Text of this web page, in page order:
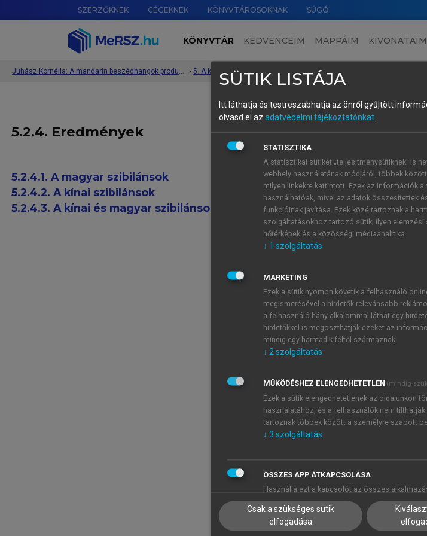
SZERZŐKNEK CÉGEKNEK KÖNYVTÁROSOKNAK SÚGÓ
KÖNYVTÁR KEDVENCEIM MAPPÁIM KIVONATAIM
Juhász Kornélia: A mandarin beszédhangok produkciója kínaiul tanuló magyar anyanyelvűek ejtésében ›
5.2.4. Eredmények
5.2.4.1. A magyar szibilánsok
5.2.4.2. A kínai szibilánsok
5.2.4.3. A kínai és magyar szibilánsok összehasonlítása
SÜTIK LISTÁJA
Itt láthatja és testreszabhatja az önről gyűjtött
olvasd el az adatvédelmi tájékoztatónkat.
STATISZTIKA
A statisztikai sütiket „teljesítménysütiknek” is
webhely használatának módjáról, többek
milyen linkekre kattintott. Ezek az információk
használhatóak, mivel az adatok összesítettek
funkcióinak javítása. Ezek közé tartoznak a
szolgáltatásokhoz tartozó sütik; ilyen
hőtérképek és a közösségi médiaanalitika.
↓ 1 szolgáltatás
MARKETING
Ezek a sütik nyomon követik a felhasználó
megismerésével a hirdetők relevánsabb
a felhasználó hány alkalommal láthat egy
hirdetőkkel is megoszthatják ezeket az
mindig egy harmadik féltől származnak.
↓ 2szolgáltatás
MŰKÖDÉSHEZ ELENGEDHETETLEN (mindig
Ezek a sütik elengedhetetlenek az oldalunkon
használatához, és a felhasználók nem
tartoznak többek között a személyre szabott
↓ 3 szolgáltatás
ÖSSZES APP ÁTKAPCSOLÁSA
Használja ezt a kapcsolót az összes
Csak a szükséges sütik
elfogadása